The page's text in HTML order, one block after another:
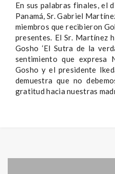
En sus palabras finales, el
Panamá, Sr. Gabriel
miembros que recibieron
presentes. El Sr. Martínez
Gosho ‘El Sutra de la
sentimiento que expresa
Gosho y el presidente
demuestra que no
gratitud hacia nuestras